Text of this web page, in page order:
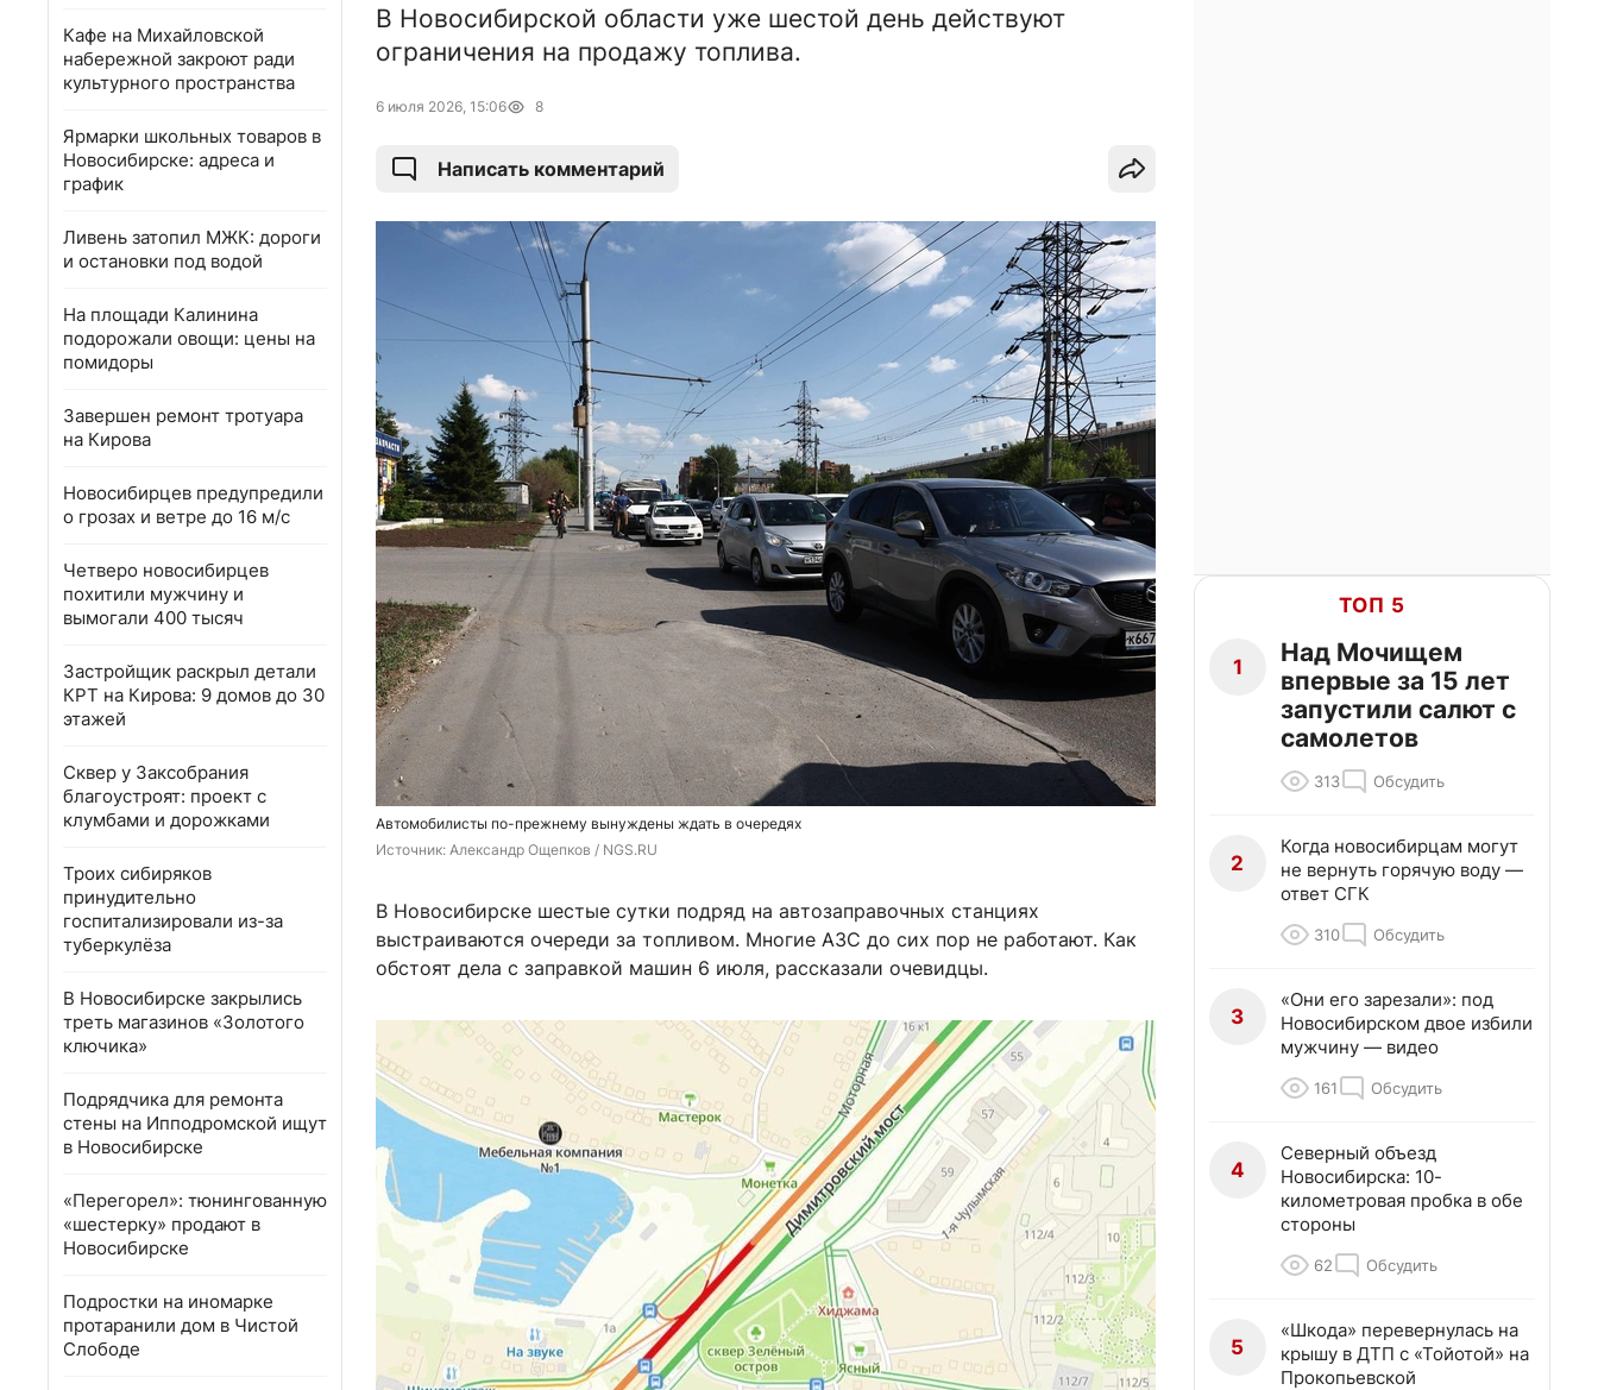
Кафе на Михайловской
набережной закроют ради
культурного пространства
Ярмарки школьных товаров в
Новосибирске: адреса и
график
Ливень затопил МЖК: дороги
и остановки под водой
На площади Калинина
подорожали овощи: цены на
помидоры
Завершен ремонт тротуара
на Кирова
Новосибирцев предупредили
о грозах и ветре до 16 м/с
Четверо новосибирцев
похитили мужчину и
вымогали 400 тысяч
Застройщик раскрыл детали
КРТ на Кирова: 9 домов до 30
этажей
Сквер у Заксобрания
благоустроят: проект с
клумбами и дорожками
Троих сибиряков
принудительно
госпитализировали из-за
туберкулёза
В Новосибирске закрылись
треть магазинов «Золотого
ключика»
Подрядчика для ремонта
стены на Ипподромской ищут
в Новосибирске
«Перегорел»: тюнингованную
«шестерку» продают в
Новосибирске
Подростки на иномарке
протаранили дом в Чистой
Слободе
В Новосибирской области уже шестой день действуют
ограничения на продажу топлива.
6 июля 2026, 15:06 8
Написать комментарий
Автомобилисты по-прежнему вынуждены ждать в очередях
Источник: Александр Ощепков / NGS.RU
В Новосибирске шестые сутки подряд на автозаправочных станциях
выстраиваются очереди за топливом. Многие АЗС до сих пор не работают. Как
обстоят дела с заправкой машин 6 июля, рассказали очевидцы.
ТОП 5
1
Над Мочищем
впервые за 15 лет
запустили салют с
самолетов
313 Обсудить
2
Когда новосибирцам могут
не вернуть горячую воду —
ответ СГК
310 Обсудить
3
«Они его зарезали»: под
Новосибирском двое избили
мужчину — видео
161 Обсудить
4
Северный объезд
Новосибирска: 10-
километровая пробка в обе
стороны
62 Обсудить
5
«Шкода» перевернулась на
крышу в ДТП с «Тойотой» на
Прокопьевской